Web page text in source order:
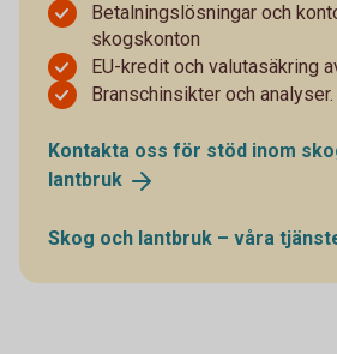
Betalningslösningar och
skogskonton
EU-kredit och valutasäkring
Branschinsikter och analyser.
Kontakta oss för stöd inom
lantbruk
Skog och lantbruk – våra